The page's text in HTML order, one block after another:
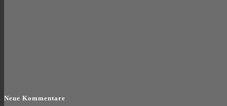
Neue Kommentare